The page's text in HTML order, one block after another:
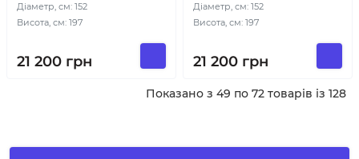
Діаметр, см: 152
Висота, см: 197
21 200 грн
Діаметр, см: 152
Висота, см: 197
21 200 грн
Показано з 49 по 72 товарів із 128